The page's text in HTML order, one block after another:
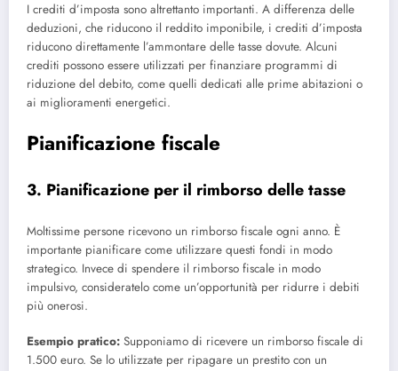
I crediti d’imposta sono altrettanto importanti. A differenza delle
deduzioni, che riducono il reddito imponibile, i crediti d’imposta
riducono direttamente l’ammontare delle tasse dovute. Alcuni
crediti possono essere utilizzati per finanziare programmi di
riduzione del debito, come quelli dedicati alle prime abitazioni o
ai miglioramenti energetici.
Pianificazione fiscale
3. Pianificazione per il rimborso delle tasse
Moltissime persone ricevono un rimborso fiscale ogni anno. È
importante pianificare come utilizzare questi fondi in modo
strategico. Invece di spendere il rimborso fiscale in modo
impulsivo, consideratelo come un’opportunità per ridurre i debiti
più onerosi.
Esempio pratico: Supponiamo di ricevere un rimborso fiscale di
1.500 euro. Se lo utilizzate per ripagare un prestito con un